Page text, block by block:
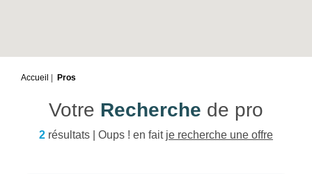
Accueil Pros
Votre Recherche de pro
2 résultats | Oups ! en fait je recherche une offre